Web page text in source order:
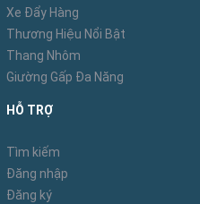
cách kéo dây thừng. Nâng
đứng làm việc tầm 3 hoặc
cao chính xác, chốt an
chỉnh chân thang ở một góc
Bước 5: Lắp đặt chân phụ
toàn hơn. Nếu sức khỏe
đủ, bạn có thể leo lên thang
Xe Đẩy Hàng
Thương Hiệu Nổi Bật
Thang Nhôm
Giường Gấp Đa Năng
HỖ TRỢ
Tìm kiếm
Đăng nhập
Đăng ký